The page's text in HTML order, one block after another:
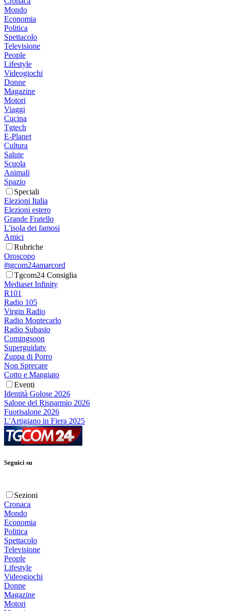
Mondo
Economia
Politica
Spettacolo
Televisione
People
Lifestyle
Videogiochi
Donne
Magazine
Motori
Viaggi
Cucina
Tgtech
E-Planet
Cultura
Salute
Scuola
Animali
Spazio
Speciali
Elezioni Italia
Elezioni estero
Grande Fratello
L'isola dei famosi
Amici
Rubriche
Oroscopo
#tgcom24amarcord
Tgcom24 Consiglia
Mediaset Infinity
R101
Radio 105
Virgin Radio
Radio Montecarlo
Radio Subasio
Comingsoon
Superguidatv
Zuppa di Porro
Non Sprecare
Cotto e Mangiato
Eventi
Identità Golose 2026
Salone del Risparmio 2026
Fuorisalone 2026
L'Artigiano in Fiera 2025
Seguici su
Sezioni
Cronaca
Mondo
Economia
Politica
Spettacolo
Televisione
People
Lifestyle
Videogiochi
Donne
Magazine
Motori